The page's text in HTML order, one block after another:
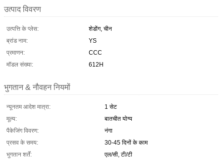
उत्पाद विवरण
उत्पत्ति के प्लेस:
शेडोंग, चीन
ब्रांड नाम:
YS
प्रमाणन:
CCC
मॉडल संख्या:
612H
भुगतान & नौवहन नियमों
न्यूनतम आदेश मात्रा:
1 सेट
मूल्य:
बातचीत योग्य
पैकेजिंग विवरण:
नंगा
प्रसव के समय:
30-45 दिनों के काम
भुगतान शर्तें:
एल/सी, टी/टी